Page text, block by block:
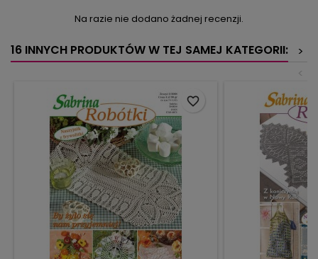
Na razie nie dodano żadnej recenzji.
16 INNYCH PRODUKTÓW W TEJ SAMEJ KATEGORII:
>
<
favorite_border